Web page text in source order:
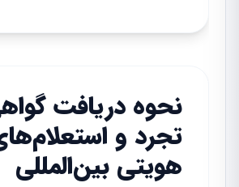
نحوه دریافت
تجرد و
هویتی بین‌المللی